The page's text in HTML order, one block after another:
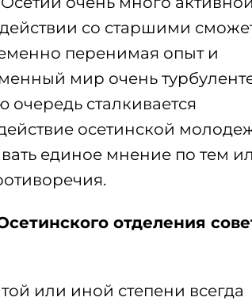
со старшими
перенимая опыт и
мир очень
сталкивается
осетинской
единое мнение по тем
отделения
или иной степени всегда